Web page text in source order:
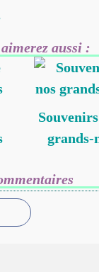
aussi :
grands-